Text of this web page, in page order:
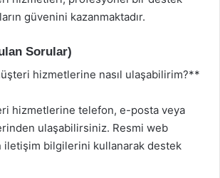
güvenini kazanmaktadır.
Sorular)
hizmetlerine nasıl ulaşabilirim?**
hizmetlerine telefon, e-posta veya
ulaşabilirsiniz. Resmi web
iletişim bilgilerini kullanarak destek